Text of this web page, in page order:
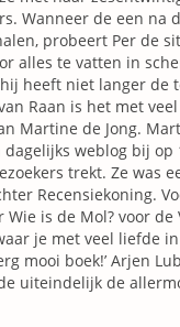
Wanneer de een na
probeert Per de
alles te vatten in
heeft niet langer de
Raan is het met
Martine de Jong.
weblog bij op
trekt. Ze was
Recensiekoning.
is de Mol? voor de
je met veel liefde
mooi boek!’ Arjen
uiteindelijk de